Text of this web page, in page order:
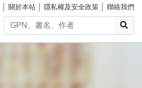
關於本站 隱私權及安全政策 聯絡我們